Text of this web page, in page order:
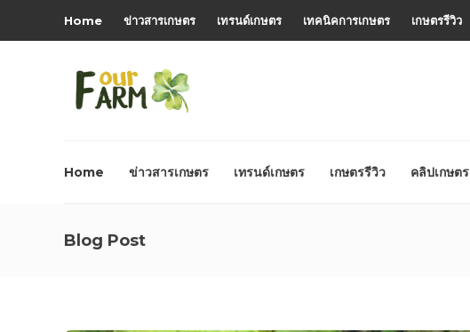
Home ข่าวสารเกษตร เทรนด์เกษตร เทคนิคการเกษตร เกษตรรีวิว
Home ข่าวสารเกษตร เทรนด์เกษตร เกษตรรีวิว คลิปเกษตร
Blog Post